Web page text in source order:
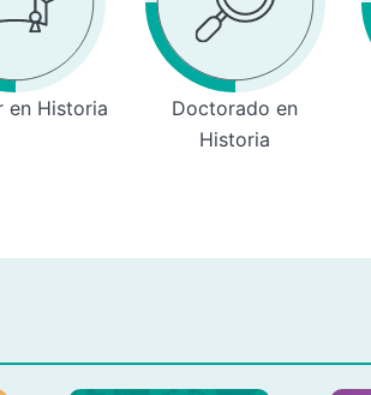
en Historia
Doctorado en
Historia